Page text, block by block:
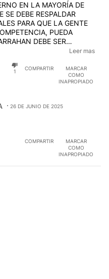
EN LA MAYORÍA DE
SE DEBE RESPALDAR
PARA QUE LA GENTE
PUEDA
DEBE SER
EL CLÍNICAS. PARA
QUE PROTEGER
Leer mas
1
COMPARTIR
MARCAR
COMO
INAPROPIADO
26 DE JUNIO DE 2025
COMPARTIR
MARCAR
COMO
INAPROPIADO